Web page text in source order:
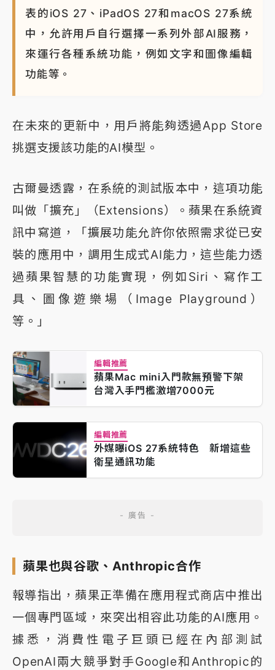
表的iOS 27、iPadOS 27和macOS 27系統
中，允許用戶自行選擇一系列外部AI服務，
來運行各種系統功能，例如文字和圖像編輯
功能等。
在未來的更新中，用戶將能夠透過App Store
挑選支援該功能的AI模型。
古爾曼透露，在系統的測試版本中，這項功能
叫做「擴充」（Extensions）。蘋果在系統資
訊中寫道，「擴展功能允許你依照需求從已安
裝的應用中，調用生成式AI能力，這些能力透
過蘋果智慧的功能實現，例如Siri、寫作工
具、圖像遊樂場（Image Playground）
等。」
編輯推薦
蘋果Mac mini入門款無預警下架
台灣入手門檻激增7000元
編輯推薦
外媒曝iOS 27系統特色 新增這些
衛星通訊功能
蘋果也與谷歌、Anthropic合作
報導指出，蘋果正準備在應用程式商店中推出
一個專門區域，來突出相容此功能的AI應用。
據悉，消費性電子巨頭已經在內部測試
OpenAI兩大競爭對手Google和Anthropic的